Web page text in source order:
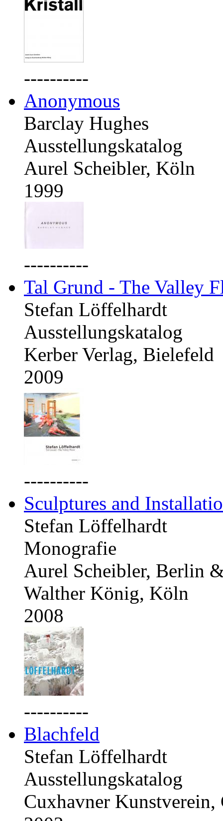
----------
Anonymous
Barclay Hughes
Ausstellungskatalog
Aurel Scheibler, Köln
1999
----------
Tal Grund - The Valley
Stefan Löffelhardt
Ausstellungskatalog
Kerber Verlag, Bielefeld
2009
----------
Sculptures and
Stefan Löffelhardt
Monografie
Aurel Scheibler, Berlin
Walther König, Köln
2008
----------
Blachfeld
Stefan Löffelhardt
Ausstellungskatalog
Cuxhavner Kunstverein,